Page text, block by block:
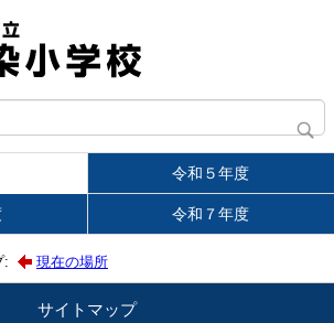
令和５年度
令和７年度
: 現在の場所
サイトマップ